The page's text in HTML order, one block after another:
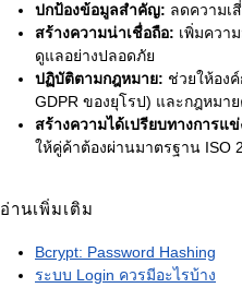
ปกป้องข้อมูลสำคัญ: ลดความเ
สร้างความน่าเชื่อถือ: เพิ่มควา
ดูแลอย่างปลอดภัย
ปฏิบัติตามกฎหมาย: ช่วยให้อง
GDPR ของยุโรป) และกฎหมา
สร้างความได้เปรียบทางการแ
ให้คู่ค้าต้องผ่านมาตรฐาน ISO
อ่านเพิ่มเติม
Bcrypt: Password Hashing
ระบบ Login ควรมีอะไรบ้าง